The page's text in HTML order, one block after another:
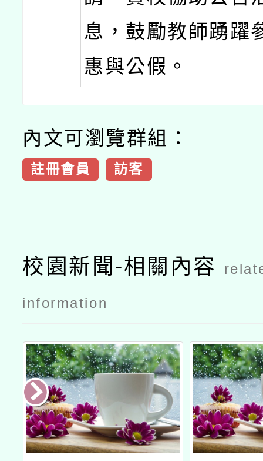
息，鼓勵教師踴躍
惠與公假。
內文可瀏覽群組：
註冊會員 訪客
校園新聞-相關內容
information